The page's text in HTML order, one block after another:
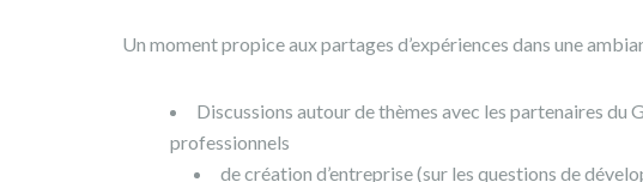
Un moment propice aux partages d’expériences dans une
Discussions autour de thèmes avec les partenaires du
professionnels
de création d’entreprise (sur les questions de